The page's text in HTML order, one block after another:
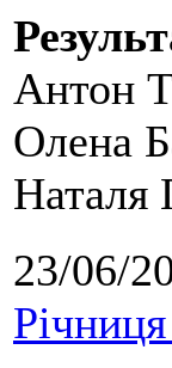
Антон
Олена
Наталя
23/06/
Річниця